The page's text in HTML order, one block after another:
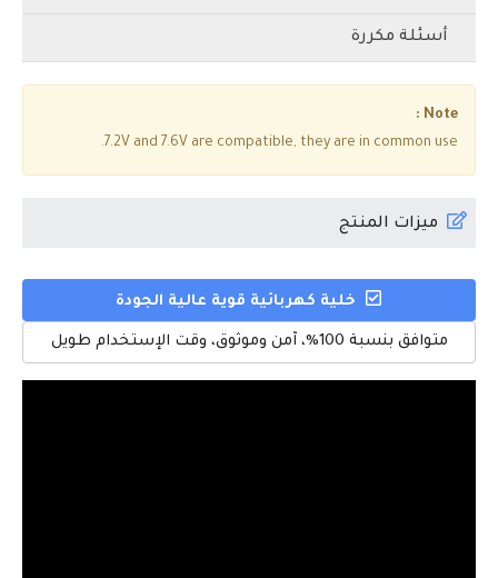
أسئلة مكررة
Note :
7.2V and 7.6V are compatible, they are in common use.
ميزات المنتج
خلية كهربائية قوية عالية الجودة
متوافق بنسبة 100%، آمن وموثوق، وقت الإستخدام طويل